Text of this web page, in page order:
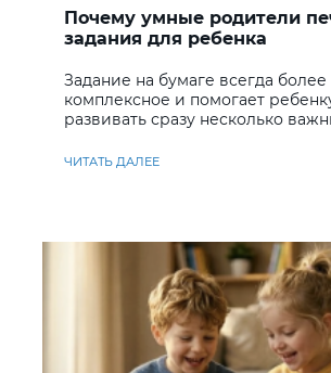
Почему умные родители
задания для ребенка
Задание на бумаге всегда более
комплексное и помогает
развивать сразу несколько
ЧИТАТЬ ДАЛЕЕ